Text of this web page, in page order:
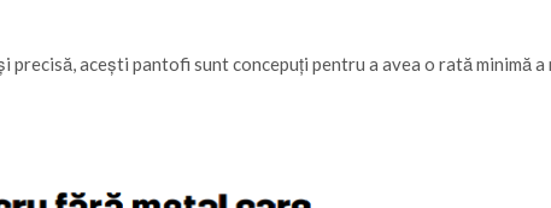
acești pantofi sunt concepuți pentru a avea o rată minimă